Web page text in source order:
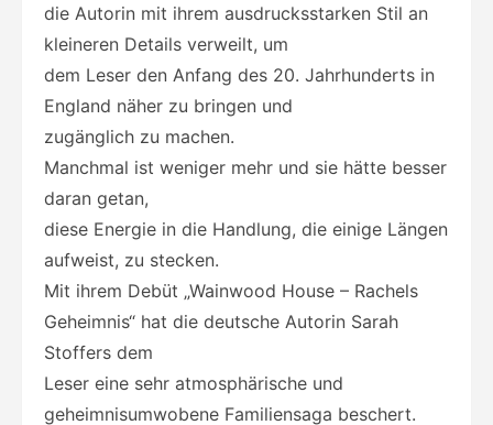
die Autorin mit ihrem ausdrucksstarken Stil an
kleineren Details verweilt, um
dem Leser den Anfang des 20. Jahrhunderts in
England näher zu bringen und
zugänglich zu machen.
Manchmal ist weniger mehr und sie hätte besser
daran getan,
diese Energie in die Handlung, die einige Längen
aufweist, zu stecken.
Mit ihrem Debüt „Wainwood House – Rachels
Geheimnis“ hat die deutsche Autorin Sarah
Stoffers dem
Leser eine sehr atmosphärische und
geheimnisumwobene Familiensaga beschert.